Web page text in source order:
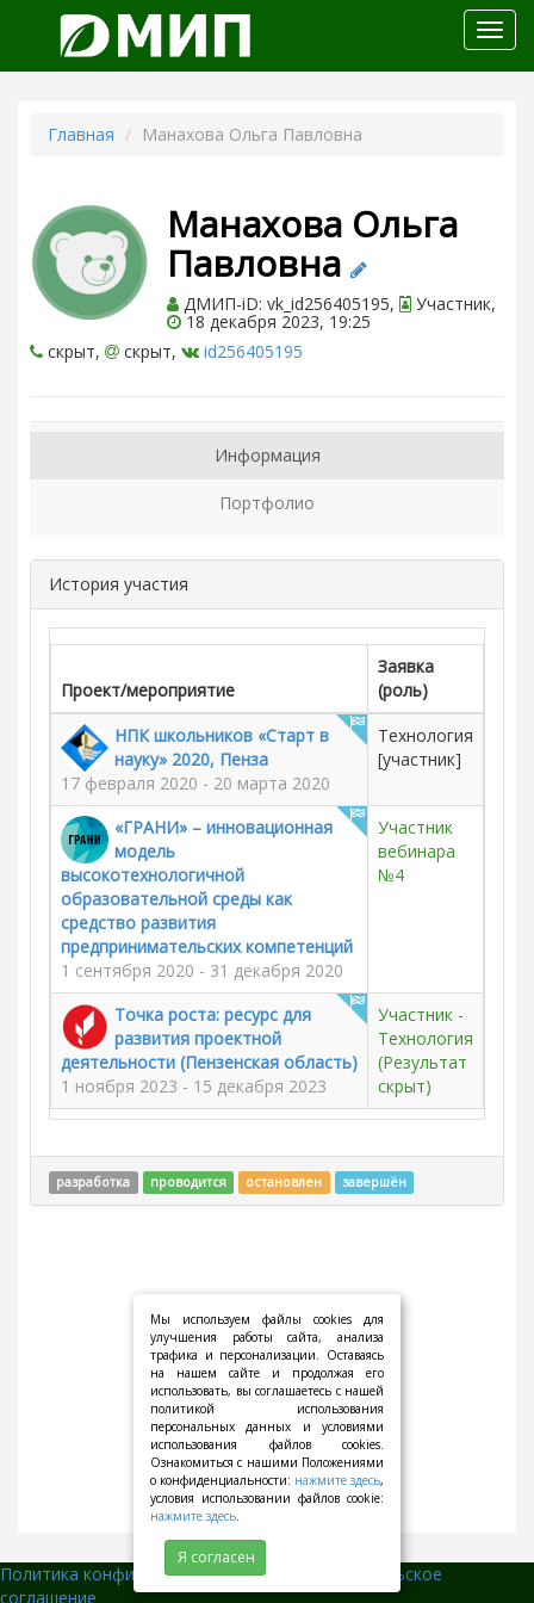
меню
Главная Манахова Ольга Павловна
Манахова Ольга
Павловна
ДМИП-iD: vk_id256405195, Участник,
18 декабря 2023, 19:25
скрыт,
скрыт, id256405195
Информация
Портфолио
История участия
Проект/мероприятие
Заявка
(роль)
НПК школьников «Старт в
науку» 2020, Пенза
17 февраля 2020 - 20 марта 2020
Технология
[участник]
«ГРАНИ» – инновационная
модель
высокотехнологичной
образовательной среды как
средство развития
предпринимательских компетенций
1 сентября 2020 - 31 декабря 2020
Участник
вебинара
№4
Точка роста: ресурс для
развития проектной
деятельности (Пензенская область)
1 ноября 2023 - 15 декабря 2023
Участник -
Технология
(Результат
скрыт)
разработка проводится остановлен завершён
Политика конфиденциальности||
Пользовательское
соглашение
Мы используем файлы cookies для
улучшения работы сайта, анализа
трафика и персонализации. Оставаясь
на нашем сайте и продолжая его
использовать, вы соглашаетесь с нашей
политикой использования
персональных данных и условиями
использования файлов cookies.
Ознакомиться с нашими Положениями
о конфиденциальности: нажмите здесь,
условия использовании файлов cookie:
нажмите здесь.
Я согласен